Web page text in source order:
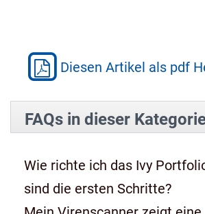
Diesen Artikel als pdf
FAQs in dieser
Wie richte ich das Ivy
sind die ersten Schritte?